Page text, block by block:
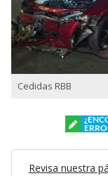
Cedidas RBB
Revisa nuestra